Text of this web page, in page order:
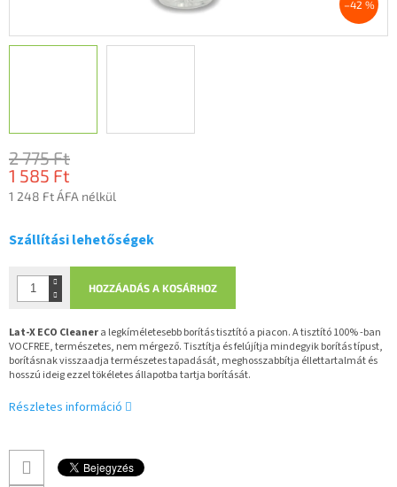
–42 %
2 775 Ft
1 585 Ft
1 248 Ft ÁFA nélkül
Szállítási lehetőségek
HOZZÁADÁS A KOSÁRHOZ
Lat-X ECO Cleanera legkíméletesebb borítás tisztító a piacon. A tisztító 100% -ban
VOCFREE, természetes, nem mérgező. Tisztítja és felújítja mindegyik borítás típust,
borításnak visszaadja természetes tapadását, meghosszabbítja éllettartalmát és
hosszú ideig ezzel tökéletes állapotba tartja borítását.
Részletes információ